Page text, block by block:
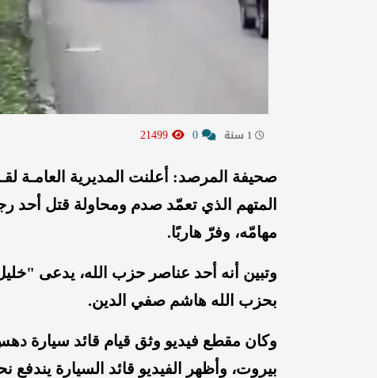
صحيفة المرصد: أعلنت المديرية العامـة
المتهم الذي تعمّد صدم ومحاولة قتل أحد
مهامّه، وفرّ هاربًا.
وتبين أنه أحد عناصر حزب الله، يدعى "
بحزب الله هاشم صفي الدين.
وكان مقطع فيديو وثق قيام قائد
بيروت، وأظهر الفيديو قائد السيارة يندفع